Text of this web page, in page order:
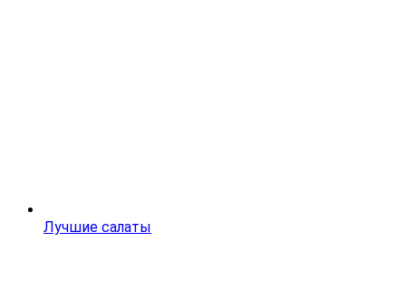
Лучшие салаты